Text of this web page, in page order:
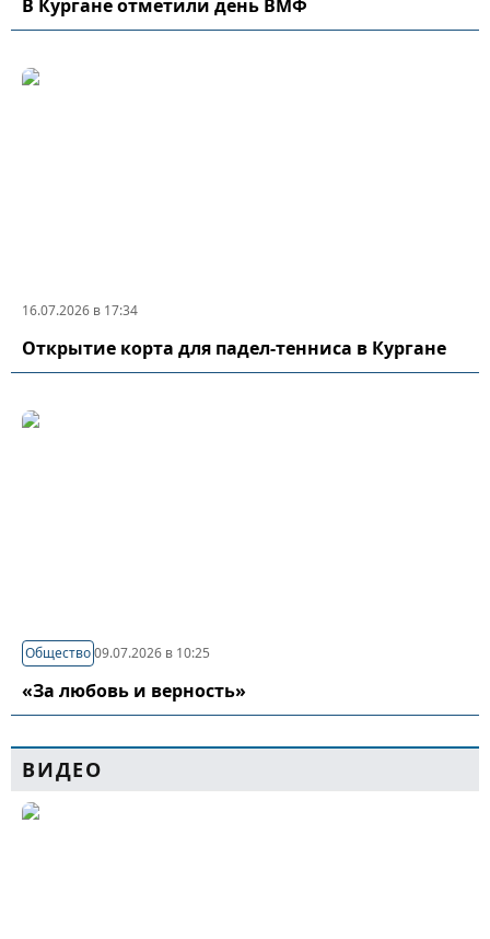
В Кургане отметили день ВМФ
16.07.2026 в 17:34
Открытие корта для падел-тенниса в Кургане
Общество09.07.2026 в 10:25
«За любовь и верность»
ВИДЕО